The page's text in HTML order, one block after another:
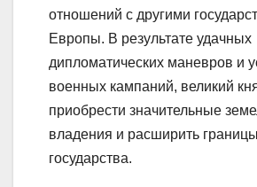
отношений с другими
Европы. В результате удачных
дипломатических маневров и
военных кампаний, великий
приобрести значительные
владения и расширить
государства.